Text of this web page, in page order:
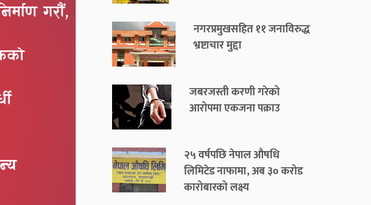
नगरप्रमुखसहित ११ जनाविरुद्ध
भ्रष्टाचार मुद्दा
जबरजस्ती करणी गरेको
आरोपमा एकजना पक्राउ
२५ वर्षपछि नेपाल औषधि
लिमिटेड नाफामा, अब ३० करोड
कारोबारको लक्ष्य